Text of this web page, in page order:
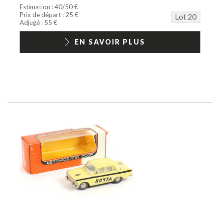
Estimation : 40/50 €
Prix de départ : 25 €
Lot 20
Adjugé : 55 €
EN SAVOIR PLUS